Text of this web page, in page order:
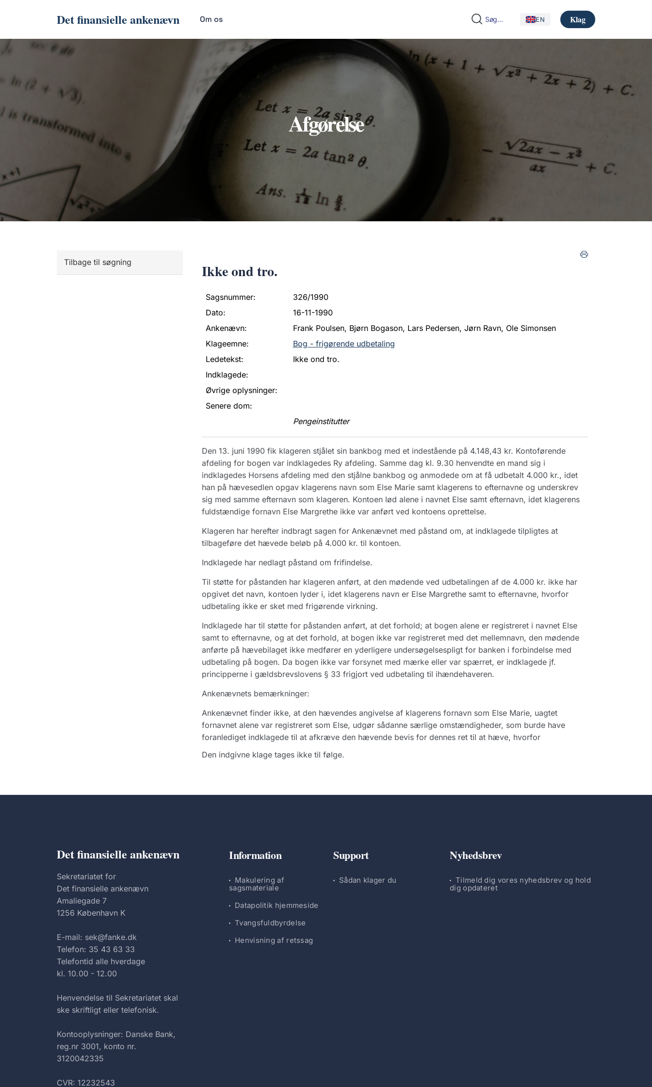
Det finansielle ankenævn Om os EN Klag
Afgørelse
Tilbage til søgning Ikke ond tro.
Sagsnummer:
326/1990
Dato:
16-11-1990
Ankenævn:
Frank Poulsen, Bjørn Bogason, Lars Pedersen, Jørn Ravn, Ole Simonsen
Klageemne:
Bog - frigørende udbetaling
Ledetekst:
Ikke ond tro.
Indklagede:
Øvrige oplysninger:
Senere dom:
Pengeinstitutter
Den 13. juni 1990 fik klageren stjålet sin bankbog med et indestående på 4.148,43 kr. Kontoførende
afdeling for bogen var indklagedes Ry afdeling. Samme dag kl. 9.30 henvendte en mand sig i
indklagedes Horsens afdeling med den stjålne bankbog og anmodede om at få udbetalt 4.000 kr., idet
han på hævesedlen opgav klagerens navn som Else Marie samt klagerens to efternavne og underskrev
sig med samme efternavn som klageren. Kontoen lød alene i navnet Else samt efternavn, idet klagerens
fuldstændige fornavn Else Margrethe ikke var anført ved kontoens oprettelse.
Klageren har herefter indbragt sagen for Ankenævnet med påstand om, at indklagede tilpligtes at
tilbageføre det hævede beløb på 4.000 kr. til kontoen.
Indklagede har nedlagt påstand om frifindelse.
Til støtte for påstanden har klageren anført, at den mødende ved udbetalingen af de 4.000 kr. ikke har
opgivet det navn, kontoen lyder i, idet klagerens navn er Else Margrethe samt to efternavne, hvorfor
udbetaling ikke er sket med frigørende virkning.
Indklagede har til støtte for påstanden anført, at det forhold; at bogen alene er registreret i navnet Else
samt to efternavne, og at det forhold, at bogen ikke var registreret med det mellemnavn, den mødende
anførte på hævebilaget ikke medfører en yderligere undersøgelsespligt for banken i forbindelse med
udbetaling på bogen. Da bogen ikke var forsynet med mærke eller var spærret, er indklagede jf.
principperne i gældsbrevslovens § 33 frigjort ved udbetaling til ihændehaveren.
Ankenævnets bemærkninger:
Ankenævnet finder ikke, at den hævendes angivelse af klagerens fornavn som Else Marie, uagtet
fornavnet alene var registreret som Else, udgør sådanne særlige omstændigheder, som burde have
foranlediget indklagede til at afkræve den hævende bevis for dennes ret til at hæve, hvorfor
Den indgivne klage tages ikke til følge.
Det finansielle ankenævn
Sekretariatet for
Det finansielle ankenævn
Amaliegade 7
1256 København K
E-mail: sek@fanke.dk
Telefon: 35 43 63 33
Telefontid alle hverdage
kl. 10.00 - 12.00
Henvendelse til Sekretariatet skal
ske skriftligt eller telefonisk.
Kontooplysninger: Danske Bank,
reg.nr 3001, konto nr.
3120042335
CVR: 12232543
Information
Makulering af
sagsmateriale
Datapolitik hjemmeside
Tvangsfuldbyrdelse
Henvisning af retssag
Support
Sådan klager du
Nyhedsbrev
Tilmeld dig vores nyhedsbrev og hold
dig opdateret